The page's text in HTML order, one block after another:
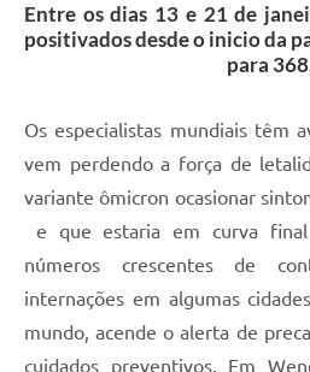
Entre os dias 13 e 21 de
positivados desde o inicio da
para
Os especialistas mundiais têm
vem perdendo a força de
variante ômicron ocasionar
e que estaria em curva
números crescentes de
internações em algumas
mundo, acende o alerta de
cuidados preventivos. Em